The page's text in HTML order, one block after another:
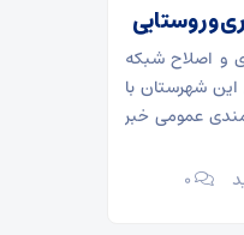
و روستایی
و اصلاح شبکه
شهرستان با
عمومی خبر
۰